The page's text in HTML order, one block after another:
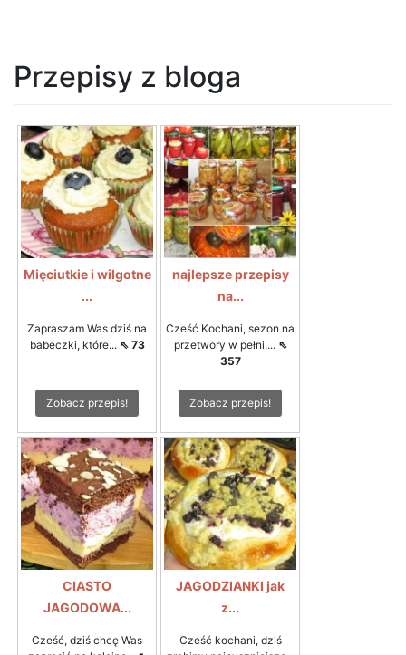
Przepisy z bloga
Mięciutkie i wilgotne
...
Zapraszam Was dziś na
babeczki, które... ⇖ 73
Zobacz przepis!
najlepsze przepisy
na...
Cześć Kochani, sezon na
przetwory w pełni,... ⇖
357
Zobacz przepis!
CIASTO
JAGODOWA...
Cześć, dziś chcę Was
JAGODZIANKI jak
z...
Cześć kochani, dziś